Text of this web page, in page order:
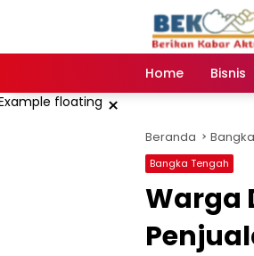
Home
Bisnis
×
Beranda
Bangka Tengah
Warga